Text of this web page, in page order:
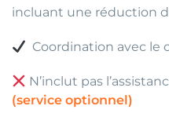
incluant une réduction
Coordination avec le
N’inclut pas
(service optionnel)